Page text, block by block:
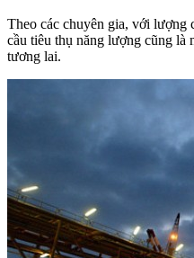
Theo các chuyên gia, với lượng
cầu tiêu thụ năng lượng cũng là
tương lai.